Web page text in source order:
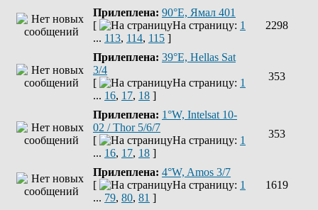
Прилеплена: 90°E, Ямал 401
[
На страницу: 1
... 113, 114, 115 ]
2298
Прилеплена: 39°E, Hellas Sat
3/4
[
На страницу: 1
... 16, 17, 18 ]
353
Прилеплена: 1°W, Intelsat 10-
02 / Thor 5/6/7
[
На страницу: 1
... 16, 17, 18 ]
353
Прилеплена: 4°W, Amos 3/7
[
На страницу: 1
... 79, 80, 81 ]
1619